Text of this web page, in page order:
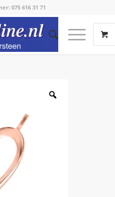
075 616 31 71